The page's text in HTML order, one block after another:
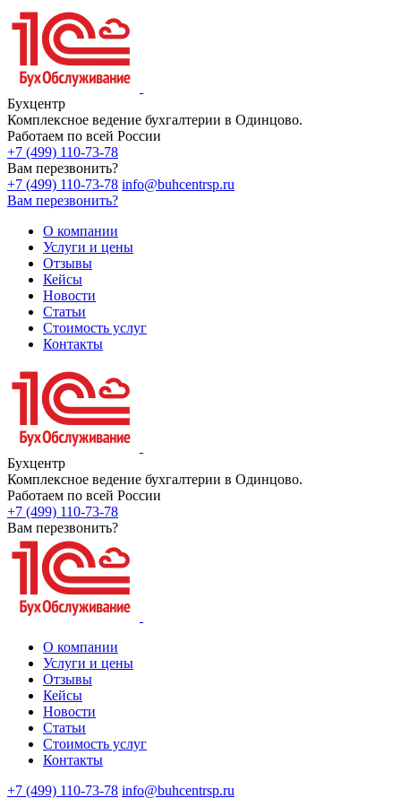
Бухцентр
Комплексное ведение бухгалтерии в Одинцово.
Работаем по всей России
+7 (499) 110-73-78
Вам перезвонить?
+7 (499) 110-73-78 info@buhcentrsp.ru
Вам перезвонить?
О компании
Услуги и цены
Отзывы
Кейсы
Новости
Статьи
Стоимость услуг
Контакты
Бухцентр
Комплексное ведение бухгалтерии в Одинцово.
Работаем по всей России
+7 (499) 110-73-78
Вам перезвонить?
О компании
Услуги и цены
Отзывы
Кейсы
Новости
Статьи
Стоимость услуг
Контакты
+7 (499) 110-73-78 info@buhcentrsp.ru